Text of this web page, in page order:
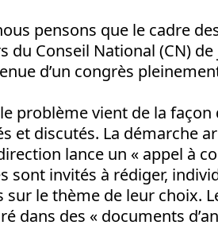
pensons que le cadre
du Conseil National (CN)
d’un congrès
problème vient de la
et discutés. La démarche
lance un « appel à
sont invités à rédiger,
le thème de leur choix.
dans des « documents